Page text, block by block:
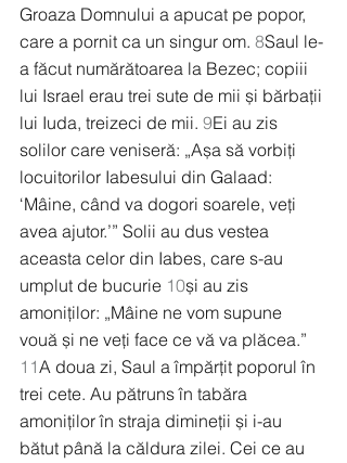
Groaza Domnului a apucat pe popor,
care a pornit ca un singur om. 8Saul le-
a făcut numărătoarea la Bezec; copiii
lui Israel erau trei sute de mii și bărbații
lui Iuda, treizeci de mii. 9Ei au zis
solilor care veniseră: „Așa să vorbiți
locuitorilor Iabesului din Galaad:
‘Mâine, când va dogori soarele, veți
avea ajutor.’” Solii au dus vestea
aceasta celor din Iabes, care s-au
umplut de bucurie 10și au zis
amoniților: „Mâine ne vom supune
vouă și ne veți face ce vă va plăcea.”
11A doua zi, Saul a împărțit poporul în
trei cete. Au pătruns în tabăra
amoniților în straja dimineții și i-au
bătut până la căldura zilei. Cei ce au